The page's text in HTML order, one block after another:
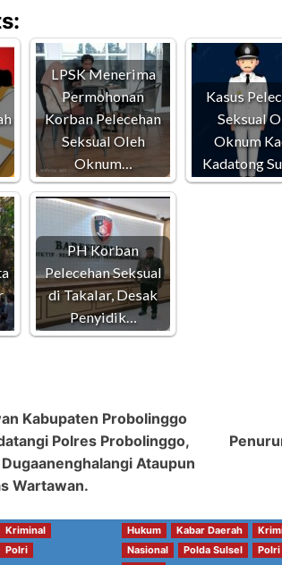
LPSK Menerima
Permohonan
Korban Pelecehan
Seksual Oleh
Oknum…
Kasus
Seksual
Oknum
Kadatong
PH Korban
Pelecehan Seksual
di Takalar, Desak
Penyidik…
Kabupaten Probolinggo
Polres Probolinggo,
Ataupun
Wartawan.
Kriminal
Polri
Hukum Kabar Daerah
Nasional
Polda Sulsel
Polri